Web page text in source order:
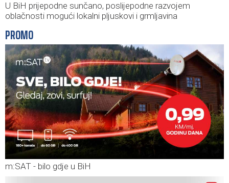
U BiH prijepodne sunčano, poslijepodne razvojem
oblačnosti mogući lokalni pljuskovi i grmljavina
PROMO
m:SAT - bilo gdje u BiH